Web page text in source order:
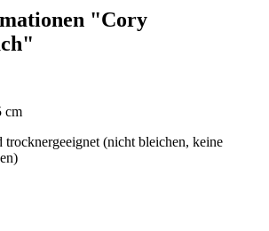
"Cory
cm
trocknergeeignet (nicht bleichen, keine